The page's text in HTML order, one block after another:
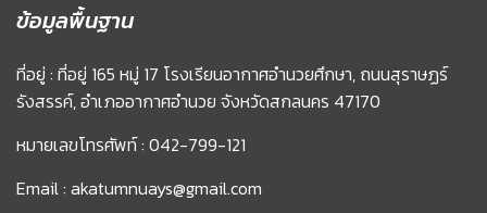
ข้อมูลพื้นฐาน
ที่อยู่ : ที่อยู่ 165 หมู่ 17 โรงเรียนอากาศอำนวยศึกษา, ถนนสุราษฏร์
รังสรรค์, อำเภออากาศอำนวย จังหวัดสกลนคร 47170
หมายเลขโทรศัพท์ : 042-799-121
Email : akatumnuays@gmail.com